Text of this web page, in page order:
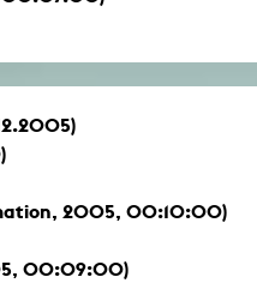
2005, 00:10:00)
00:09:00)